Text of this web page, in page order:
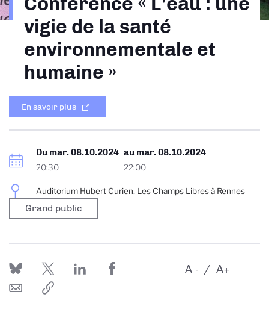
vigie de la santé
environnementale et
humaine »
En savoir plus
Du mar. 08.10.2024
20:30
au mar. 08.10.2024
22:00
Auditorium Hubert Curien, Les Champs Libres à Rennes
Grand public
-
A +
A